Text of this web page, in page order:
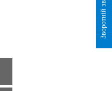
Зворотній зв`язок